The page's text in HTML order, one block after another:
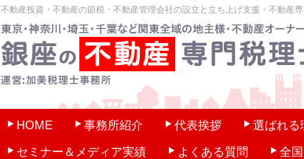
不動産投資・不動産の節税・不動産管理会社の設立と立ち上げ支援・不動産
HOME 事務所紹介 代表挨拶 選ばれる
セミナー＆メディア実績
よくある質問 全